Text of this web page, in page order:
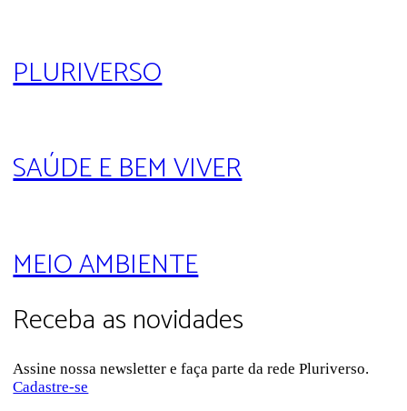
PLURIVERSO
SAÚDE E BEM VIVER
MEIO AMBIENTE
Receba as novidades
Assine nossa newsletter e faça parte da rede Pluriverso.
Cadastre-se